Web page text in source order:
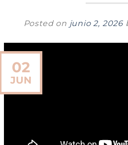
Posted on junio 2, 2026
02
JUN